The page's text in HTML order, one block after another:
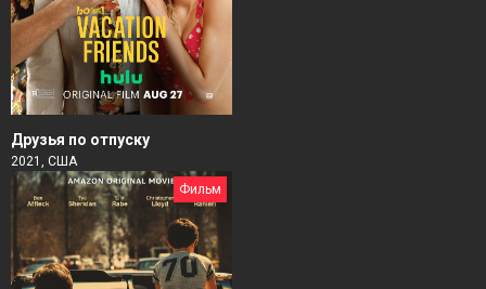
Друзья по отпуску
2021, США
Фильм